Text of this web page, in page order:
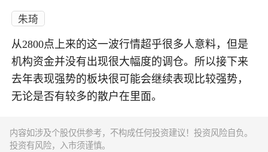
朱琦
从2800点上来的这一波行情超乎很多人意料，但是
机构资金并没有出现很大幅度的调仓。所以接下来
去年表现强势的板块很可能会继续表现比较强势，
无论是否有较多的散户在里面。
内容如涉及个股仅供参考，不构成任何投资建议！投资风险自负。
投资有风险，入市须谨慎。